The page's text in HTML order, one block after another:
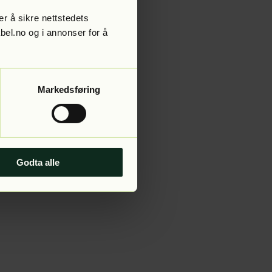
å sikre nettstedets
og i annonser for å
Markedsføring
Godta alle